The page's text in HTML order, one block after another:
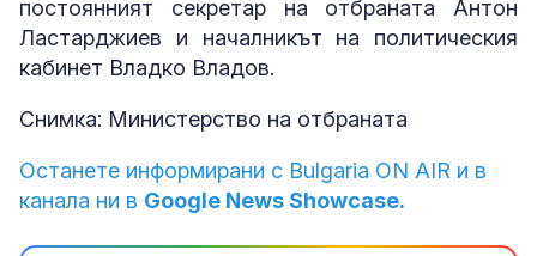
постоянният секретар на отбраната Антон
Ластарджиев и началникът на политическия
кабинет Владко Владов.
Снимка: Министерство на отбраната
Останете информирани с Bulgaria ON AIR и в
канала ни в Google News Showcase.